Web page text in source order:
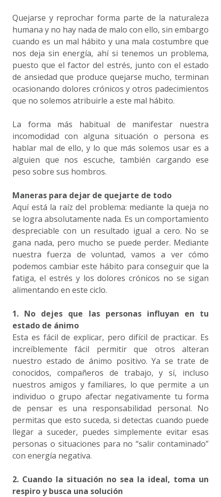
Quejarse y reprochar forma parte de la naturaleza
humana y no hay nada de malo con ello, sin embargo
cuando es un mal hábito y una mala costumbre que
nos deja sin energía, ahí si tenemos un problema,
puesto que el factor del estrés, junto con el estado
de ansiedad que produce quejarse mucho, terminan
ocasionando dolores crónicos y otros padecimientos
que no solemos atribuirle a este mal hábito.
La forma más habitual de manifestar nuestra
incomodidad con alguna situación o persona es
hablar mal de ello, y lo que más solemos usar es a
alguien que nos escuche, también cargando ese
peso sobre sus hombros.
Maneras para dejar de quejarte de todo
Aquí está la raíz del problema: mediante la queja no
se logra absolutamente nada. Es un comportamiento
despreciable con un resultado igual a cero. No se
gana nada, pero mucho se puede perder. Mediante
nuestra fuerza de voluntad, vamos a ver cómo
podemos cambiar este hábito para conseguir que la
fatiga, el estrés y los dolores crónicos no se sigan
alimentando en este ciclo.
1. No dejes que las personas influyan en tu
estado de ánimo
Esta es fácil de explicar, pero difícil de practicar. Es
increíblemente fácil permitir que otros alteran
nuestro estado de ánimo positivo. Ya se trate de
conocidos, compañeros de trabajo, y sí, incluso
nuestros amigos y familiares, lo que permite a un
individuo o grupo afectar negativamente tu forma
de pensar es una responsabilidad personal. No
permitas que esto suceda, si detectas cuando puede
llegar a suceder, puedes simplemente evitar esas
personas o situaciones para no “salir contaminado”
con energía negativa.
2. Cuando la situación no sea la ideal, toma un
respiro y busca una solución